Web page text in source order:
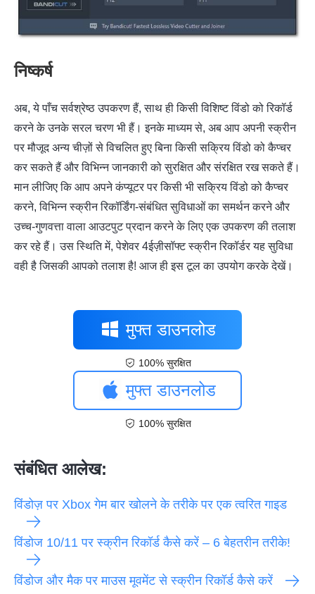
निष्कर्ष
अब, ये पाँच सर्वश्रेष्ठ उपकरण हैं, साथ ही किसी विशिष्ट विंडो को रिकॉर्ड
करने के उनके सरल चरण भी हैं। इनके माध्यम से, अब आप अपनी स्क्रीन
पर मौजूद अन्य चीज़ों से विचलित हुए बिना किसी सक्रिय विंडो को कैप्चर
कर सकते हैं और विभिन्न जानकारी को सुरक्षित और संरक्षित रख सकते हैं।
मान लीजिए कि आप अपने कंप्यूटर पर किसी भी सक्रिय विंडो को कैप्चर
करने, विभिन्न स्क्रीन रिकॉर्डिंग-संबंधित सुविधाओं का समर्थन करने और
उच्च-गुणवत्ता वाला आउटपुट प्रदान करने के लिए एक उपकरण की तलाश
कर रहे हैं। उस स्थिति में, पेशेवर 4ईज़ीसॉफ्ट स्क्रीन रिकॉर्डर यह सुविधा
वही है जिसकी आपको तलाश है! आज ही इस टूल का उपयोग करके देखें।
मुफ्त डाउनलोड
100% सुरक्षित
मुफ्त डाउनलोड
100% सुरक्षित
संबंधित आलेख:
विंडोज़ पर Xbox गेम बार खोलने के तरीके पर एक त्वरित गाइड
विंडोज 10/11 पर स्क्रीन रिकॉर्ड कैसे करें – 6 बेहतरीन तरीके!
विंडोज और मैक पर माउस मूवमेंट से स्क्रीन रिकॉर्ड कैसे करें